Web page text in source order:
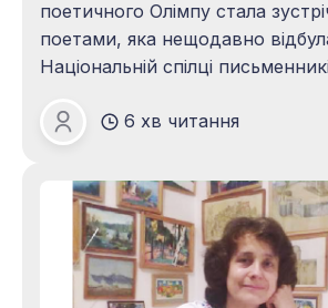
поетичного Олімпу стала
поетами, яка нещодавно
Національній спілці
народу прибули в Україну з
презентації своєї поезії та
колегами-українцями. Зустріч видалася
надзвичайно теплою і
вселила в серця обох народів
Зоя ПАЦАЛО
6 хв читання